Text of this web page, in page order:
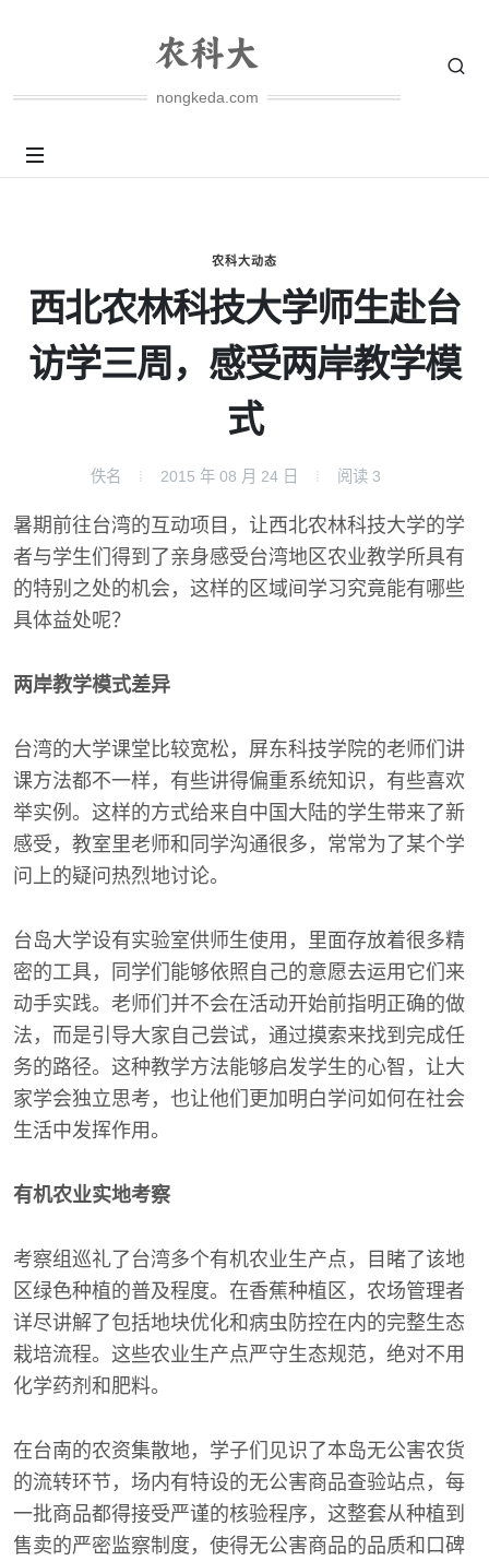
nongkeda.com
农科大动态
西北农林科技大学师生赴台
访学三周，感受两岸教学模
式
佚名 2015 年 08 月 24 日 阅读 3
暑期前往台湾的互动项目，让西北农林科技大学的学
者与学生们得到了亲身感受台湾地区农业教学所具有
的特别之处的机会，这样的区域间学习究竟能有哪些
具体益处呢？
两岸教学模式差异
台湾的大学课堂比较宽松，屏东科技学院的老师们讲
课方法都不一样，有些讲得偏重系统知识，有些喜欢
举实例。这样的方式给来自中国大陆的学生带来了新
感受，教室里老师和同学沟通很多，常常为了某个学
问上的疑问热烈地讨论。
台岛大学设有实验室供师生使用，里面存放着很多精
密的工具，同学们能够依照自己的意愿去运用它们来
动手实践。老师们并不会在活动开始前指明正确的做
法，而是引导大家自己尝试，通过摸索来找到完成任
务的路径。这种教学方法能够启发学生的心智，让大
家学会独立思考，也让他们更加明白学问如何在社会
生活中发挥作用。
有机农业实地考察
考察组巡礼了台湾多个有机农业生产点，目睹了该地
区绿色种植的普及程度。在香蕉种植区，农场管理者
详尽讲解了包括地块优化和病虫防控在内的完整生态
栽培流程。这些农业生产点严守生态规范，绝对不用
化学药剂和肥料。
在台南的农资集散地，学子们见识了本岛无公害农货
的流转环节，场内有特设的无公害商品查验站点，每
一批商品都得接受严谨的核验程序，这整套从种植到
售卖的严密监察制度，使得无公害商品的品质和口碑